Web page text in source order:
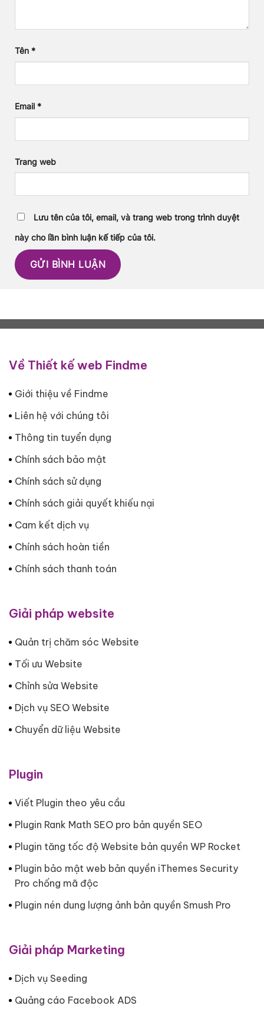
Tên *
Email *
Trang web
Lưu tên của tôi, email, và trang web trong trình duyệt
này cho lần bình luận kế tiếp của tôi.
Về Thiết kế web Findme
Giới thiệu về Findme
Liên hệ với chúng tôi
Thông tin tuyển dụng
Chính sách bảo mật
Chính sách sử dụng
Chính sách giải quyết khiếu nại
Cam kết dịch vụ
Chính sách hoàn tiền
Chính sách thanh toán
Giải pháp website
Quản trị chăm sóc Website
Tối ưu Website
Chỉnh sửa Website
Dịch vụ SEO Website
Chuyển dữ liệu Website
Plugin
Viết Plugin theo yêu cầu
Plugin Rank Math SEO pro bản quyền SEO
Plugin tăng tốc độ Website bản quyền WP Rocket
Plugin bảo mật web bản quyền iThemes Security
Pro chống mã độc
Plugin nén dung lượng ảnh bản quyền Smush Pro
Giải pháp Marketing
Dịch vụ Seeding
Quảng cáo Facebook ADS